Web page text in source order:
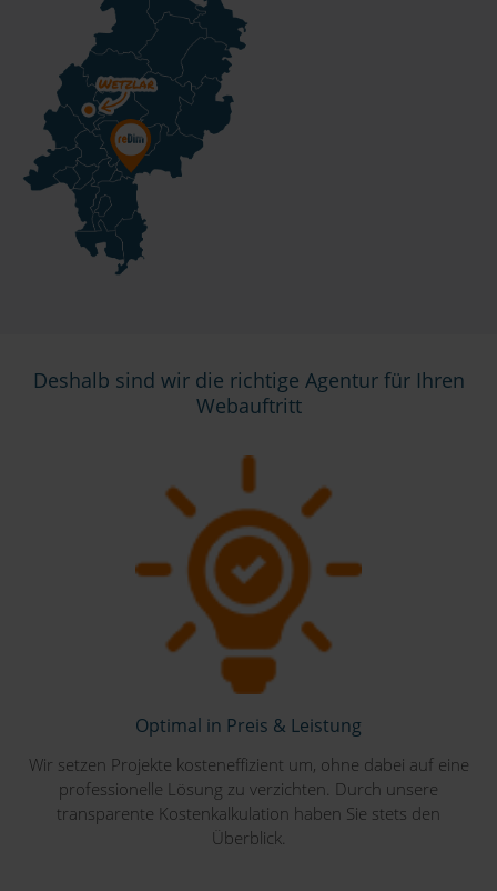
Deshalb sind wir die richtige Agentur für Ihren
Webauftritt
Optimal in Preis & Leistung
Wir setzen Projekte kosteneffizient um, ohne dabei auf eine
professionelle Lösung zu verzichten. Durch unsere
transparente Kostenkalkulation haben Sie stets den
Überblick.